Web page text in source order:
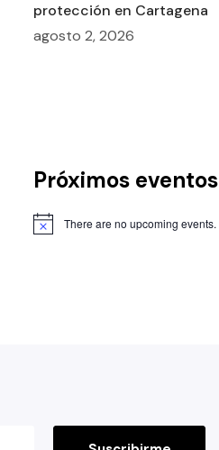
protección en Cartagena
agosto 2, 2026
Próximos eventos
There are no upcoming events.